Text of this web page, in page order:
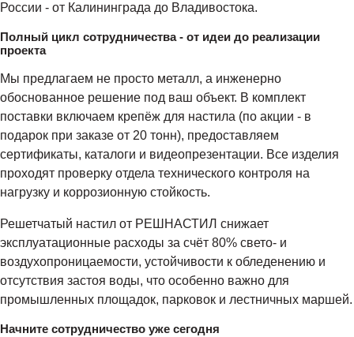
России - от Калининграда до Владивостока.
Полный цикл сотрудничества - от идеи до реализации
проекта
Мы предлагаем не просто металл, а инженерно
обоснованное решение под ваш объект. В комплект
поставки включаем крепёж для настила (по акции - в
подарок при заказе от 20 тонн), предоставляем
сертификаты, каталоги и видеопрезентации. Все изделия
проходят проверку отдела технического контроля на
нагрузку и коррозионную стойкость.
Решетчатый настил от РЕШНАСТИЛ снижает
эксплуатационные расходы за счёт 80% свето- и
воздухопроницаемости, устойчивости к обледенению и
отсутствия застоя воды, что особенно важно для
промышленных площадок, парковок и лестничных маршей.
Начните сотрудничество уже сегодня